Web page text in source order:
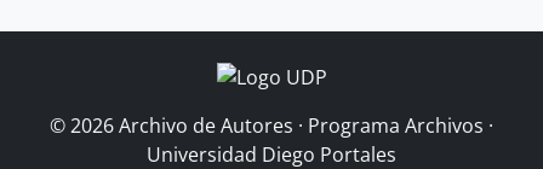
© 2026 Archivo de Autores · Programa Archivos ·
Universidad Diego Portales